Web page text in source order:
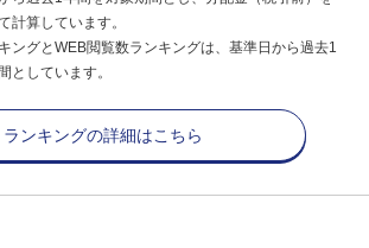
計算しています。
ングとWEB閲覧数ランキングは、基準日から過去1
としています。
ランキングの詳細はこちら